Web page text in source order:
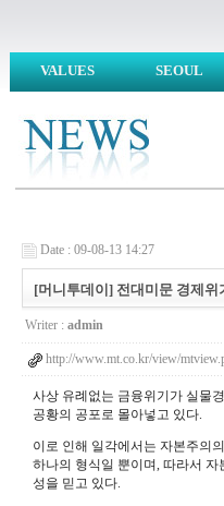
VALUES SEOUL
Date : 09-08-13 14:27
[머니투데이] 전대미문 경제위
Writer : admin
http://www.mt.co.kr/view/
사상 유례없는 금융위기가 실물
공황의 공포로 몰아넣고 있다.
이로 인해 일각에서는 자본주의
하나의 형식일 뿐이며, 따라서
성을 믿고 있다.